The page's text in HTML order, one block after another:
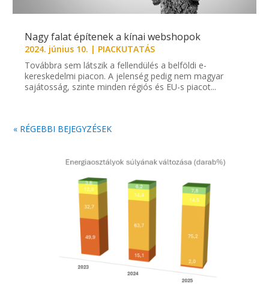
Nagy falat építenek a kínai webshopok
2024. június 10. | PIACKUTATÁS
Továbbra sem látszik a fellendülés a belföldi e-
kereskedelmi piacon. A jelenség pedig nem magyar
sajátosság, szinte minden régiós és EU-s piacot...
« RÉGEBBI BEJEGYZÉSEK